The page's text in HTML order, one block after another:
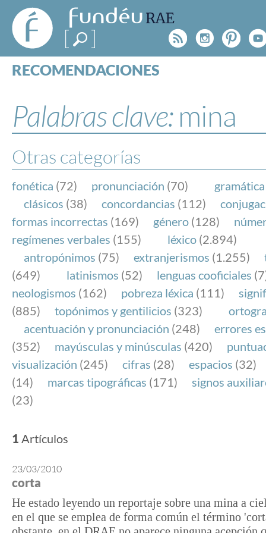
FundéuRAE
- Fundación
del Español
Urgente
Rss
RECOMENDACIONES
ESPECIALES
BLOG
NOTICIAS
SOBRE LA FUNDÉURAE
FundéuRAE es una fundación patrocinada por la
y la Real Academia Española, cuyo objetivo es
el buen uso del español en los medios de
Internet.
Palabras clave: mina
Otras categorías
fonética (72) pronunciación (70) gramática
clásicos (38) concordancias (112)
formas incorrectas (169) género (128)
regímenes verbales (155) léxico (2.894)
antropónimos (75) extranjerismos (1.255)
(649)
latinismos (52) lenguas cooficiales
neologismos (162) pobreza léxica (111)
(885)
topónimos y gentilicios (323)
acentuación y pronunciación (248)
errores
(352)
mayúsculas y minúsculas (420)
visualización (245) cifras (28) espacios (32)
(14)
marcas tipográficas (171)
signos
(23)
1 Artículos
23/03/2010
corta
He estado leyendo un reportaje sobre una mina a
en el que se emplea de forma común el término